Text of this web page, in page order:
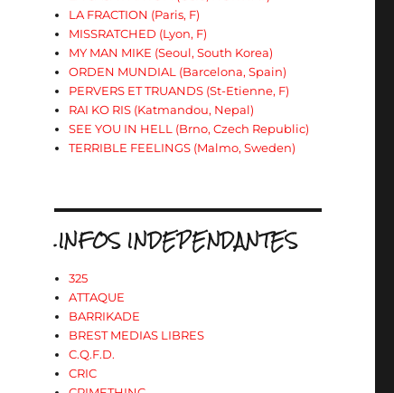
LA FRACTION (Paris, F)
MISSRATCHED (Lyon, F)
MY MAN MIKE (Seoul, South Korea)
ORDEN MUNDIAL (Barcelona, Spain)
PERVERS ET TRUANDS (St-Etienne, F)
RAI KO RIS (Katmandou, Nepal)
SEE YOU IN HELL (Brno, Czech Republic)
TERRIBLE FEELINGS (Malmo, Sweden)
.INFOS INDEPENDANTES
325
ATTAQUE
BARRIKADE
BREST MEDIAS LIBRES
C.Q.F.D.
CRIC